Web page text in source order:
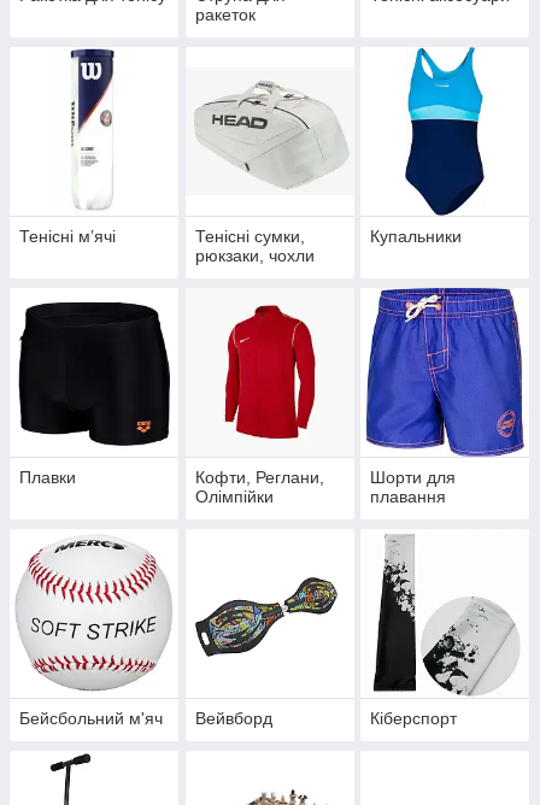
ракеток
Тенісні мʼячі
Тенісні сумки,
рюкзаки, чохли
Купальники
Плавки
Кофти, Реглани,
Олімпійки
Шорти для
плавання
Бейсбольний м'яч Вейвборд Кіберспорт